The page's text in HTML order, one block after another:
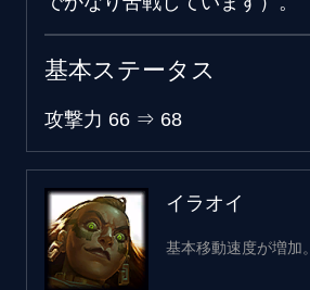
基本ステータス
攻撃力 66 ⇒ 68
イラオイ
基本移動速度が増加。